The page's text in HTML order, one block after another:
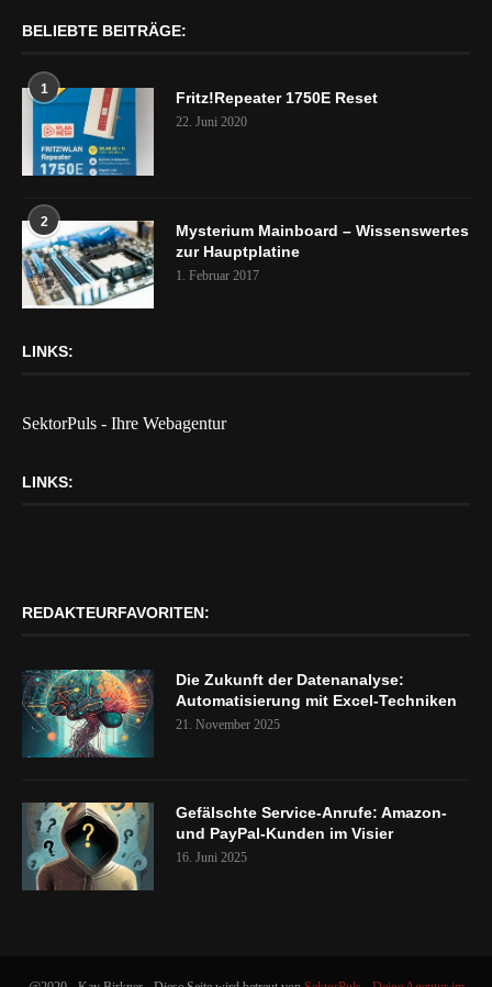
BELIEBTE BEITRÄGE:
1 Fritz!Repeater 1750E Reset
22. Juni 2020
2
Mysterium Mainboard – Wissenswertes
zur Hauptplatine
1. Februar 2017
LINKS:
SektorPuls - Ihre Webagentur
LINKS:
REDAKTEURFAVORITEN:
Die Zukunft der Datenanalyse:
Automatisierung mit Excel-Techniken
21. November 2025
Gefälschte Service-Anrufe: Amazon-
und PayPal-Kunden im Visier
16. Juni 2025